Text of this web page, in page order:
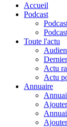
Accueil
Podcast
Toute l'actu
Actu
Actu
Annuaire